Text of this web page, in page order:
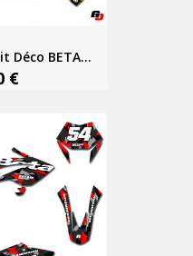
Déco BETA...
€